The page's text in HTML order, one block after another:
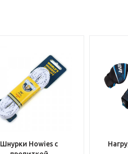
Шнурки Howies с